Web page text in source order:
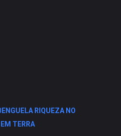
RIQUEZA NO
TERRA